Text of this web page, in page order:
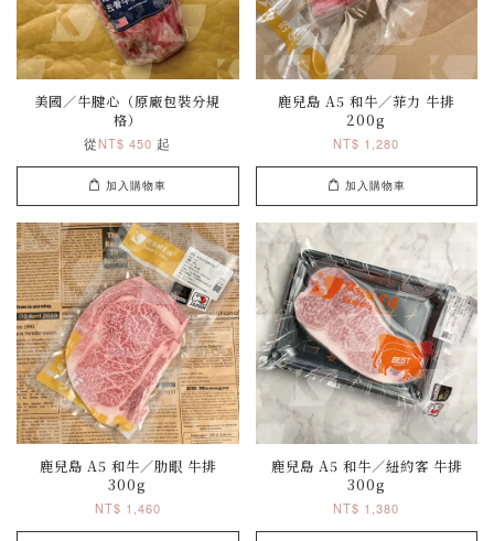
美國／牛腱心（原廠包裝分規
格）
從NT$ 450 起
加入購物車
鹿兒島 A5 和牛／菲力 牛排
200g
NT$ 1,280
加入購物車
鹿兒島 A5 和牛／肋眼 牛排
300g
NT$ 1,460
鹿兒島 A5 和牛／紐約客 牛排
300g
NT$ 1,380